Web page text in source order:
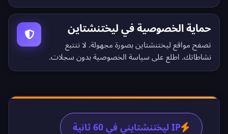
حماية الخصوصية في ليختنشتاين
تصفح مواقع ليختنشتاين بصورة مجهولة. لا نتتبع
نشاطاتك. اطلع على سياسة الخصوصية بدون سجلات.
IP ليختنشتايني في 60 ثانية